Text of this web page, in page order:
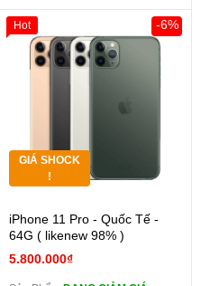
GIÁ SHOCK
!
iPhone 11 Pro - Quốc Tế -
64G ( likenew 98% )
5.800.000₫
-6%
Hot